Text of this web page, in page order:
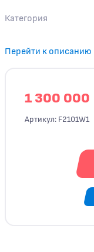
Категория
Перейти к описанию
1 300 000
Артикул: F2101W1